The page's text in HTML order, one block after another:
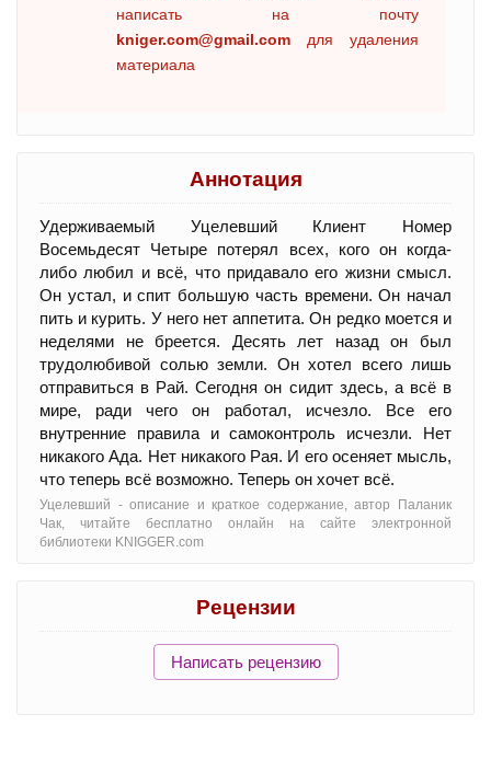
написать на почту
kniger.com@gmail.com для удаления
материала
Аннотация
Удерживаемый Уцелевший Клиент Номер
Восемьдесят Четыре потерял всех, кого он когда-
либо любил и всё, что придавало его жизни смысл.
Он устал, и спит большую часть времени. Он начал
пить и курить. У него нет аппетита. Он редко моется и
неделями не бреется. Десять лет назад он был
трудолюбивой солью земли. Он хотел всего лишь
отправиться в Рай. Сегодня он сидит здесь, а всё в
мире, ради чего он работал, исчезло. Все его
внутренние правила и самоконтроль исчезли. Нет
никакого Ада. Нет никакого Рая. И его осеняет мысль,
что теперь всё возможно. Теперь он хочет всё.
Уцелевший - oписание и краткое содержание, автор Паланик
Чак, читайте бесплатно онлайн на сайте электронной
библиотеки KNIGGER.com
Рецензии
Написать рецензию